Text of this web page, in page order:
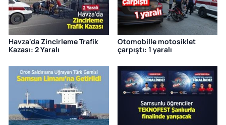
Havza'da Zincirleme Trafik
Kazası: 2 Yaralı
Otomobille motosiklet
çarpıştı: 1 yaralı